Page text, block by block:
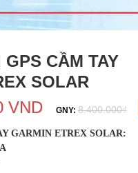
CẦM TAY
SOLAR
VND GNY: 8.400.000₫
GARMIN ETREX SOLAR: